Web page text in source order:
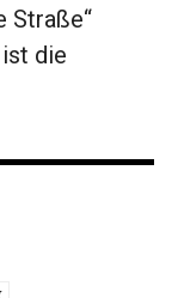
Straße“
die